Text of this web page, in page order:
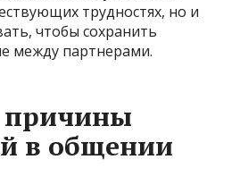
трудностях, но и
чтобы сохранить
между партнерами.
в общении